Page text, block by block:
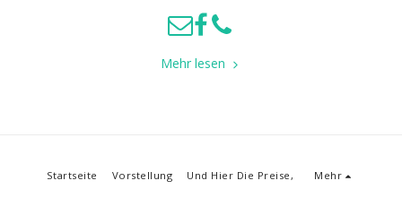
Mehr lesen
Startseite Vorstellung Und Hier Die Preise, Mehr